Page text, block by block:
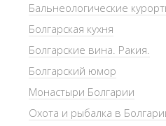
Бальнеологические
Болгарская кухня
Болгарские вина. Ракия.
Болгарский юмор
Монастыри Болгарии
Охота и рыбалка в